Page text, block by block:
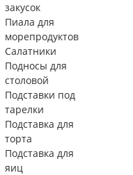
закусок
Пиала для
морепродуктов
Салатники
Подносы для
столовой
Подставки под
тарелки
Подставка для
торта
Подставка для
яиц